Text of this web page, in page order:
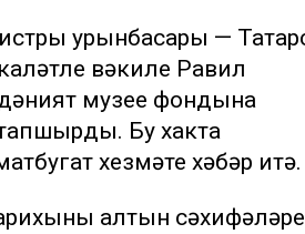
урынбасары —
вәкиле Равил
музее фондына
Бу хакта
хезмәте хәбәр итә.
алтын